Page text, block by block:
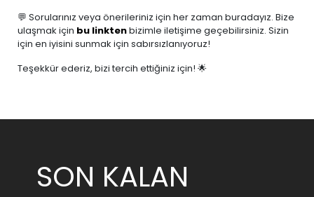
💬 Sorularınız veya önerileriniz için her zaman buradayız. Bize
ulaşmak için bu linktenbizimle iletişime geçebilirsiniz. Sizin
için en iyisini sunmak için sabırsızlanıyoruz!
Teşekkür ederiz, bizi tercih ettiğiniz için! 🌟
SON KALAN